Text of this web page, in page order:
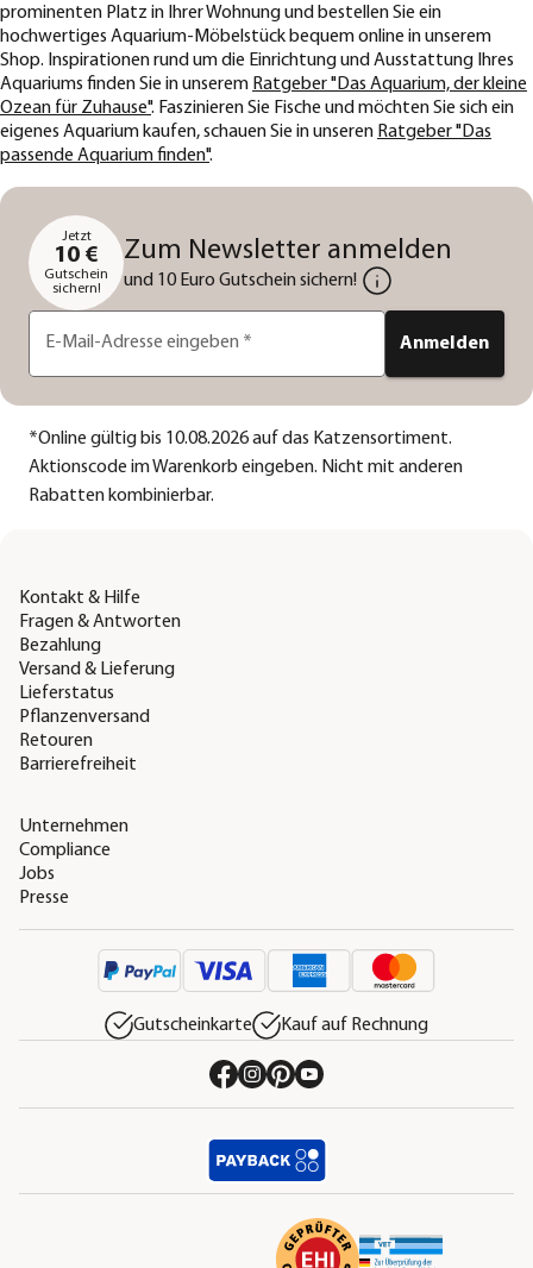
prominenten Platz in Ihrer Wohnung und bestellen Sie ein
hochwertiges Aquarium-Möbelstück bequem online in unserem
Shop. Inspirationen rund um die Einrichtung und Ausstattung Ihres
Aquariums finden Sie in unserem Ratgeber "Das Aquarium, der kleine
Ozean für Zuhause". Faszinieren Sie Fische und möchten Sie sich ein
eigenes Aquarium kaufen, schauen Sie in unseren Ratgeber "Das
passende Aquarium finden".
Jetzt
10 €
Gutschein
sichern!
Zum Newsletter anmelden
und 10 Euro Gutschein sichern!
E-Mail-Adresse eingeben * Anmelden
*Online gültig bis 10.08.2026 auf das Katzensortiment.
Aktionscode im Warenkorb eingeben. Nicht mit anderen
Rabatten kombinierbar.
Kontakt & Hilfe
Fragen & Antworten
Bezahlung
Versand & Lieferung
Lieferstatus
Pflanzenversand
Retouren
Barrierefreiheit
Unternehmen
Compliance
Jobs
Presse
Gutscheinkarte Kauf auf Rechnung